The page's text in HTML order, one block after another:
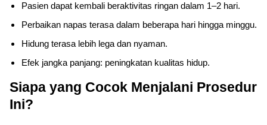
Pasien dapat kembali beraktivitas ringan dalam 1–2 hari.
Perbaikan napas terasa dalam beberapa hari hingga minggu.
Hidung terasa lebih lega dan nyaman.
Efek jangka panjang: peningkatan kualitas hidup.
Siapa yang Cocok Menjalani Prosedur
Ini?